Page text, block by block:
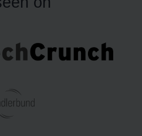
verlieren. Los geht's.